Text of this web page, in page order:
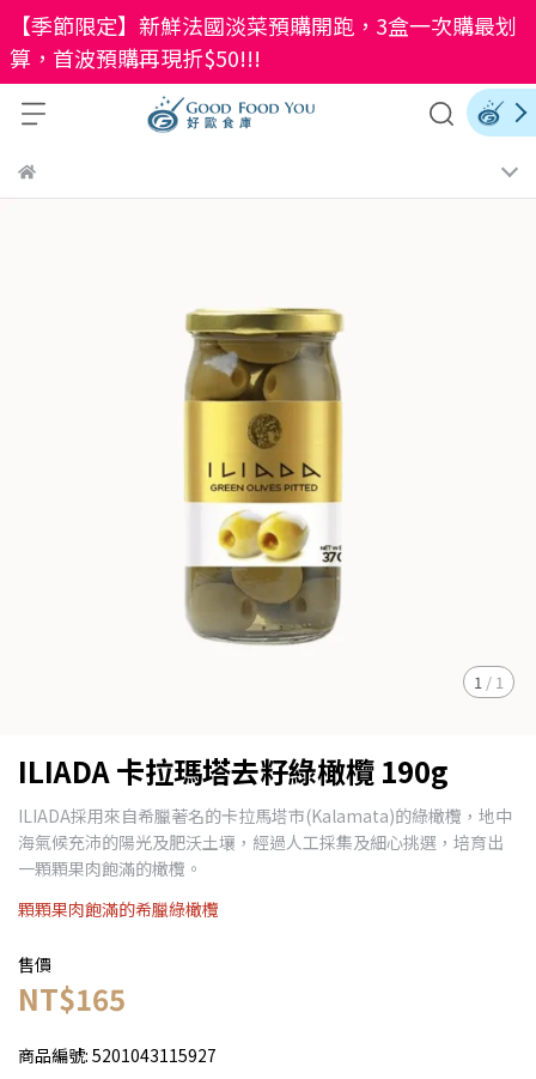
【季節限定】新鮮法國淡菜預購開跑，3盒一次購最划
算，首波預購再現折$50!!!
1 / 1
ILIADA 卡拉瑪塔去籽綠橄欖 190g
ILIADA採用來自希臘著名的卡拉馬塔市(Kalamata)的綠橄欖，地中
海氣候充沛的陽光及肥沃土壤，經過人工採集及細心挑選，培育出
一顆顆果肉飽滿的橄欖。
顆顆果肉飽滿的希臘綠橄欖
售價
NT$165
商品編號: 5201043115927